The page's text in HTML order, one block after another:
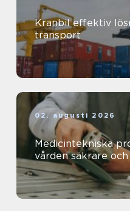
Kranbil effektiv lösning för lyft och
transport
02. augusti 2026
Medicintekniska
vården säkrare